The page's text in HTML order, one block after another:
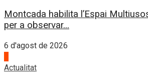
Montcada habilita l’Espai
per a observar...
6 d'agost de 2026
Actualitat